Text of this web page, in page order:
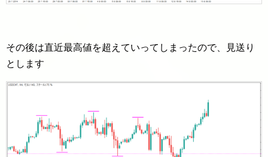
その後は直近最高値を超えていってしまったので、見送り
とします